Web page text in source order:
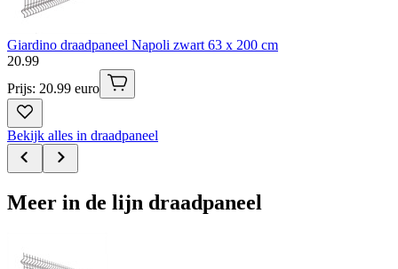
Giardino draadpaneel Napoli zwart 63 x 200 cm
20.99
Prijs: 20.99 euro
Bekijk alles in draadpaneel
Meer in de lijn draadpaneel